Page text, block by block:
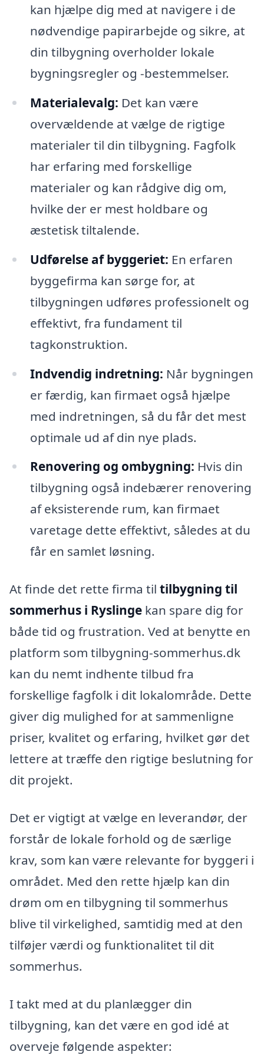
kan hjælpe dig med at navigere i de
nødvendige papirarbejde og sikre, at
din tilbygning overholder lokale
bygningsregler og -bestemmelser.
Materialevalg: Det kan være
overvældende at vælge de rigtige
materialer til din tilbygning. Fagfolk
har erfaring med forskellige
materialer og kan rådgive dig om,
hvilke der er mest holdbare og
æstetisk tiltalende.
Udførelse af byggeriet: En erfaren
byggefirma kan sørge for, at
tilbygningen udføres professionelt og
effektivt, fra fundament til
tagkonstruktion.
Indvendig indretning: Når bygningen
er færdig, kan firmaet også hjælpe
med indretningen, så du får det mest
optimale ud af din nye plads.
Renovering og ombygning: Hvis din
tilbygning også indebærer renovering
af eksisterende rum, kan firmaet
varetage dette effektivt, således at du
får en samlet løsning.
At finde det rette firma til tilbygning til
sommerhus i Ryslinge kan spare dig for
både tid og frustration. Ved at benytte en
platform som tilbygning-sommerhus.dk
kan du nemt indhente tilbud fra
forskellige fagfolk i dit lokalområde. Dette
giver dig mulighed for at sammenligne
priser, kvalitet og erfaring, hvilket gør det
lettere at træffe den rigtige beslutning for
dit projekt.
Det er vigtigt at vælge en leverandør, der
forstår de lokale forhold og de særlige
krav, som kan være relevante for byggeri i
området. Med den rette hjælp kan din
drøm om en tilbygning til sommerhus
blive til virkelighed, samtidig med at den
tilføjer værdi og funktionalitet til dit
sommerhus.
I takt med at du planlægger din
tilbygning, kan det være en god idé at
overveje følgende aspekter: